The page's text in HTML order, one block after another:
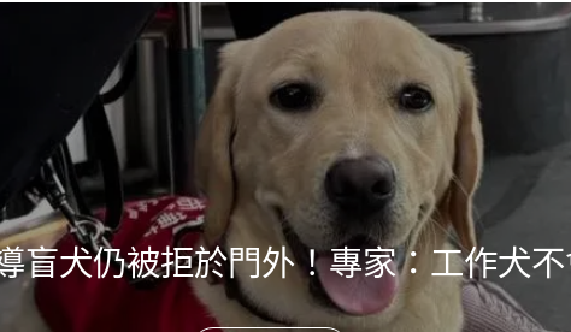
盲犬仍被拒於門外！專家：工作犬